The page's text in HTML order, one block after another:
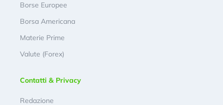
Borse Europee
Borsa Americana
Materie Prime
Valute (Forex)
Contatti & Privacy
Redazione